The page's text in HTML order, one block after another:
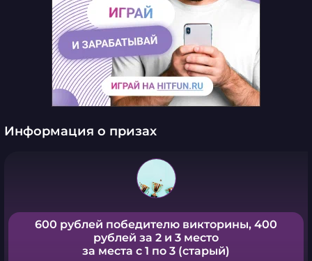
Информация о призах
600 рублей победителю викторины, 400
рублей за 2 и 3 место
за места с 1 по 3 (старый)